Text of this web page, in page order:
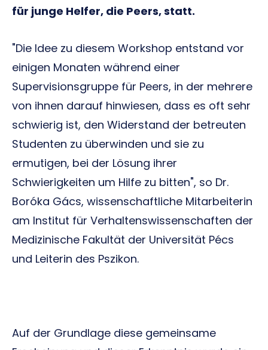
für junge Helfer, die Peers, statt.
"Die Idee zu diesem Workshop entstand vor
einigen Monaten während einer
Supervisionsgruppe für Peers, in der mehrere
von ihnen darauf hinwiesen, dass es oft sehr
schwierig ist, den Widerstand der betreuten
Studenten zu überwinden und sie zu
ermutigen, bei der Lösung ihrer
Schwierigkeiten um Hilfe zu bitten", so Dr.
Boróka Gács, wissenschaftliche Mitarbeiterin
am Institut für Verhaltenswissenschaften der
Medizinische Fakultät der Universität Pécs
und Leiterin des Pszikon.
Auf der Grundlage diese gemeinsame